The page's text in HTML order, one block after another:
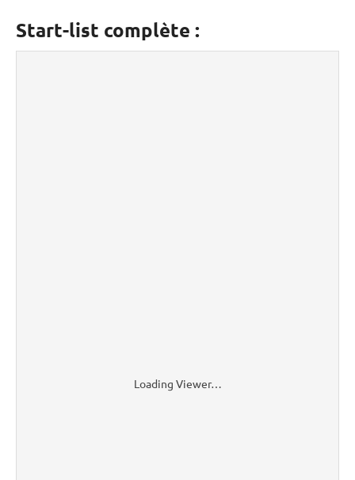
Start-list complète :
Loading Viewer…